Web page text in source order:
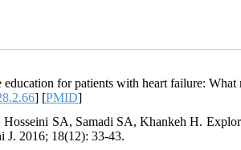
education for patients with heart failure:
] [PMID]
SA, Samadi SA, Khankeh H.
J. 2016; 18(12): 33-43.